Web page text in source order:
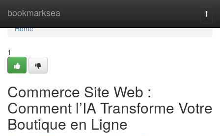
bookmarksea
Home
Home
1
Commerce Site Web :
Comment l’IA Transforme Votre
Boutique en Ligne